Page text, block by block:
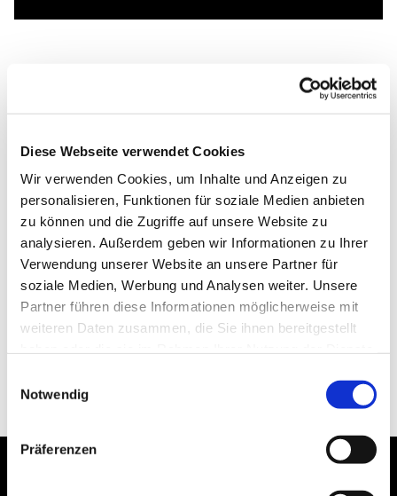
Diese Webseite verwendet Cookies
Wir verwenden Cookies, um Inhalte und Anzeigen zu
personalisieren, Funktionen für soziale Medien anbieten
zu können und die Zugriffe auf unsere Website zu
analysieren. Außerdem geben wir Informationen zu Ihrer
Verwendung unserer Website an unsere Partner für
soziale Medien, Werbung und Analysen weiter. Unsere
Partner führen diese Informationen möglicherweise mit
weiteren Daten zusammen, die Sie ihnen bereitgestellt
Notwendig
Präferenzen